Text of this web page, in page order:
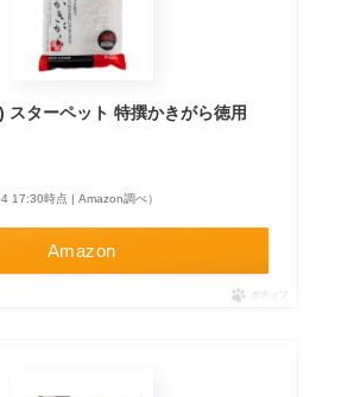
スターペット 特撰かきがら徳用
17:30時点 | Amazon調べ）
Amazon
ポチップ